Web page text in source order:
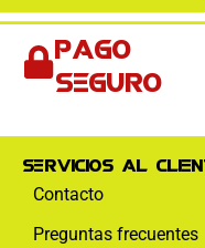
Pago
seguro
Servicios al
Contacto
Preguntas frecuentes